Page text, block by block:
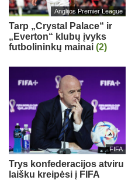
Anglijos Premier League
Tarp „Crystal Palace“ ir
„Everton“ klubų įvyks
futbolininkų mainai (2)
FIFA
Trys konfederacijos atviru
laišku kreipėsi į FIFA